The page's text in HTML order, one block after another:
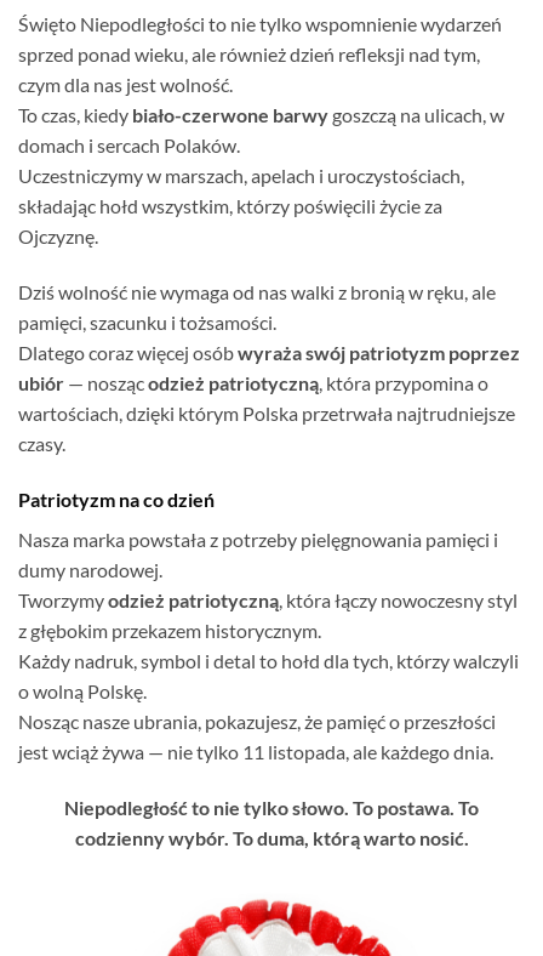
Święto Niepodległości to nie tylko wspomnienie wydarzeń
sprzed ponad wieku, ale również dzień refleksji nad tym,
czym dla nas jest wolność.
To czas, kiedy biało-czerwone barwygoszczą na ulicach, w
domach i sercach Polaków.
Uczestniczymy w marszach, apelach i uroczystościach,
składając hołd wszystkim, którzy poświęcili życie za
Ojczyznę.
Dziś wolność nie wymaga od nas walki z bronią w ręku, ale
pamięci, szacunku i tożsamości.
Dlatego coraz więcej osóbwyraża swój patriotyzm poprzez
ubiór — noszącodzież patriotyczną, która przypomina o
wartościach, dzięki którym Polska przetrwała najtrudniejsze
czasy.
Patriotyzm na co dzień
Nasza marka powstała z potrzeby pielęgnowania pamięci i
dumy narodowej.
Tworzymyodzież patriotyczną , która łączy nowoczesny styl
z głębokim przekazem historycznym.
Każdy nadruk, symbol i detal to hołd dla tych, którzy walczyli
o wolną Polskę.
Nosząc nasze ubrania, pokazujesz, że pamięć o przeszłości
jest wciąż żywa — nie tylko 11 listopada, ale każdego dnia.
Niepodległość to nie tylko słowo. To postawa. To
codzienny wybór. To duma, którą warto nosić.